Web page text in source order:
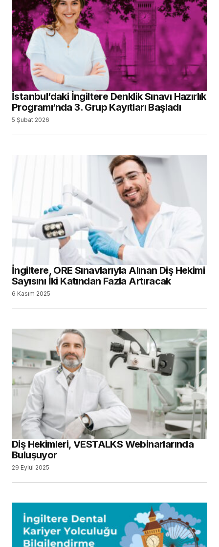
İstanbul’daki İngiltere Denklik Sınavı Hazırlık
Programı’nda 3. Grup Kayıtları Başladı
5 Şubat 2026
İngiltere, ORE Sınavlarıyla Alınan Diş Hekimi
Sayısını İki Katından Fazla Artıracak
6 Kasım 2025
Diş Hekimleri, VESTALKS Webinarlarında
Buluşuyor
29 Eylül 2025